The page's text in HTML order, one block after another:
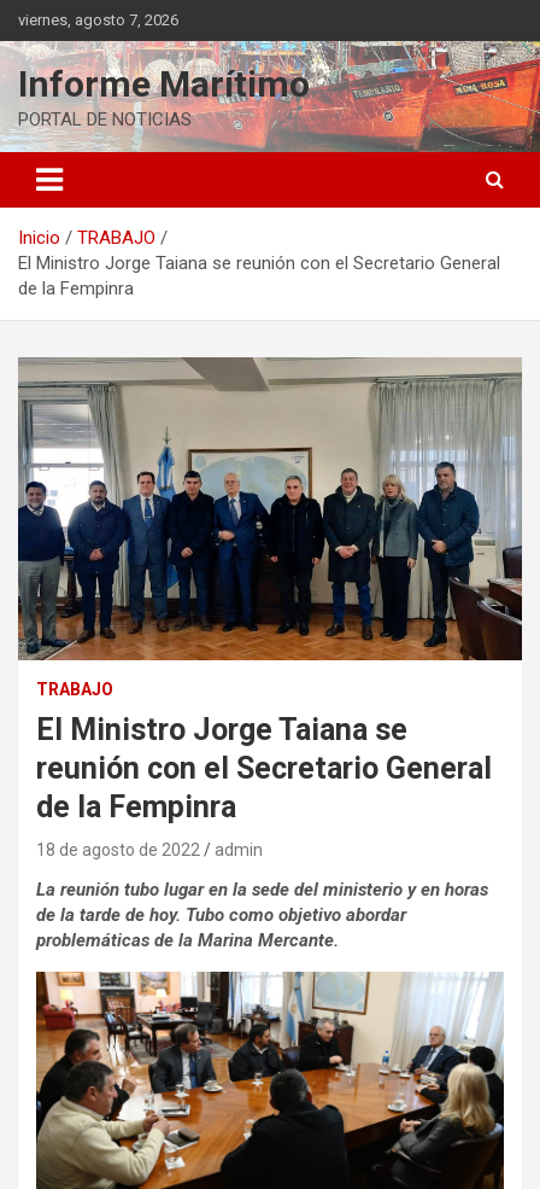
Saltar
al
contenido
viernes, agosto 7, 2026
Informe Marítimo
PORTAL DE NOTICIAS
Inicio
TRABAJO
El Ministro Jorge Taiana se reunión con el Secretario General
de la Fempinra
TRABAJO
El Ministro Jorge Taiana se
reunión con el Secretario General
de la Fempinra
18 de agosto de 2022 admin
La reunión tubo lugar en la sede del ministerio y en horas
de la tarde de hoy. Tubo como objetivo abordar
problemáticas de la Marina Mercante.